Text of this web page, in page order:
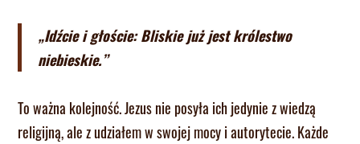
„Idźcie i głoście: Bliskie już jest królestwo
niebieskie.”
To ważna kolejność. Jezus nie posyła ich jedynie z wiedzą
religijną, ale z udziałem w swojej mocy i autorytecie. Każde